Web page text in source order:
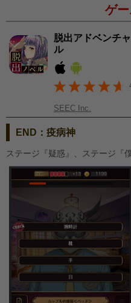
ゲ
脱出アドベンチ
ル
SEEC Inc.
END：疫病神
ステージ『疑惑』、ステージ『